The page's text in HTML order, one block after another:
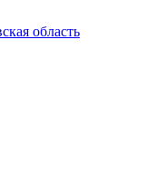
область